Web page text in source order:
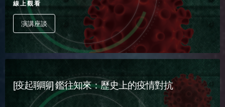
線上觀看
演講座談
[疫起聊聊] 鑑往知來：歷史上的疫情對抗